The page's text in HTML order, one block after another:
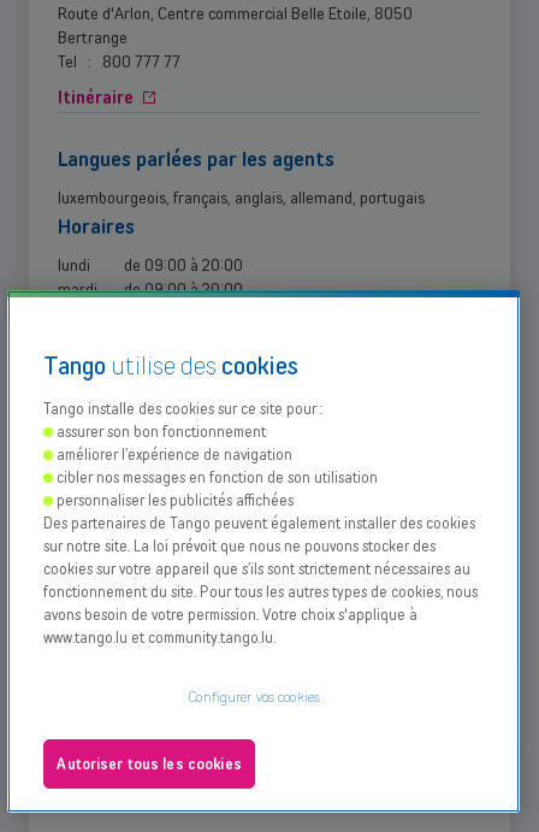
Particulier Business
Contactez le support
Points de vente
Route d'Arlon, Centre commercial Belle Etoile, 8050
Bertrange
Tel : 800 777 77
Itinéraire
langues parlées par les agents
luxembourgeois, français, anglais, allemand, portugais
horaires
lundi
mardi
vendredi
samedi
dimanche
de 09:00 à 20:00
de09:00à20:00
de 09:00à20:00
Fermé
ouverture exceptionnelle
Veille de Fête Nationale- Lundi, 22/06/26 de 9h à 18h
Black Friday- Vendredi, 27/11/26 de 9h à 24h
Veille de Noël- Mercredi, 24/12/26 de 9h à 16h
Veille de Nouvel an- Jeudi, 31/12/26 de 9h à 16h
Bizzcorner
Testez votre éligibilité
Tango utilise des cookies
Tango installe des cookies sur ce site pour :
assurer son bon fonctionnement
améliorer l’expérience de navigation
cibler nos messages en fonction de son utilisation
personnaliser les publicités affichées
Des partenaires de Tango peuvent également installer des cookies
sur notre site. La loi prévoit que nous ne pouvons stocker des
cookies sur votre appareil que s’ils sont strictement nécessaires au
fonctionnement du site. Pour tous les autres types de cookies, nous
avons besoin de votre permission. Votre choix s'applique à
www.tango.lu et community.tango.lu.
Configurer vos cookies
Autoriser tous les cookies